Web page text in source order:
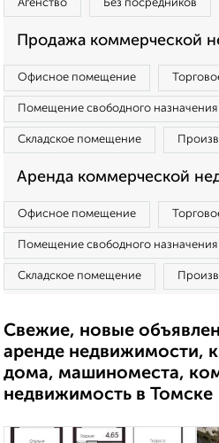
Агенство Без посредников
Продажа коммерческой
Офисное помещение
Помещение свободного назначения
Складское помещение
Аренда коммерческой
Офисное помещение
Помещение свободного назначения
Складское помещение
Свежие, новые
аренде недвижимости,
дома, машиноместа,
недвижимость в Томске